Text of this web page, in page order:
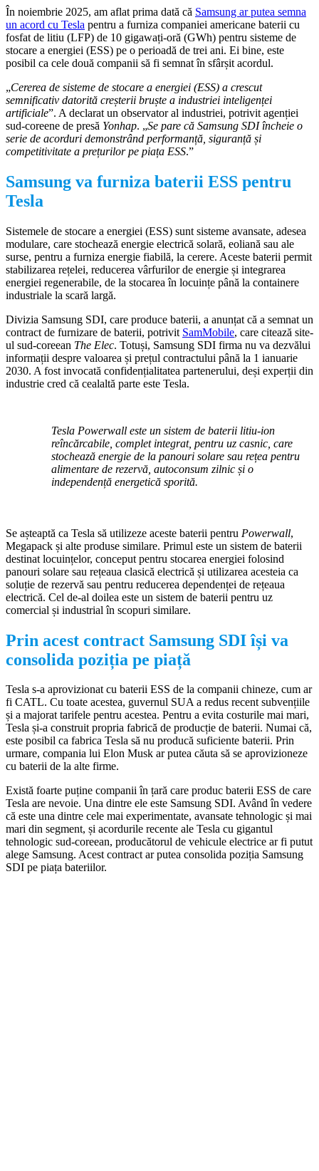
În noiembrie 2025, am aflat prima dată că Samsung ar putea semna
un acord cu Tesla pentru a furniza companiei americane baterii cu
fosfat de litiu (LFP) de 10 gigawați-oră (GWh) pentru sisteme de
stocare a energiei (ESS) pe o perioadă de trei ani. Ei bine, este
posibil ca cele două companii să fi semnat în sfârșit acordul.
„Cererea de sisteme de stocare a energiei (ESS) a crescut
semnificativ datorită creșterii bruște a industriei inteligenței
artificiale”. A declarat un observator al industriei, potrivit agenției
sud-coreene de presă Yonhap. „Se pare că Samsung SDI încheie o
serie de acorduri demonstrând performanță, siguranță și
competitivitate a prețurilor pe piața ESS.”
Samsung va furniza baterii ESS pentru
Tesla
Sistemele de stocare a energiei (ESS) sunt sisteme avansate, adesea
modulare, care stochează energie electrică solară, eoliană sau ale
surse, pentru a furniza energie fiabilă, la cerere. Aceste baterii permit
stabilizarea rețelei, reducerea vârfurilor de energie și integrarea
energiei regenerabile, de la stocarea în locuințe până la containere
industriale la scară largă.
Divizia Samsung SDI, care produce baterii, a anunțat că a semnat un
contract de furnizare de baterii, potrivit SamMobile, care citează site-
ul sud-coreean The Elec. Totuși, Samsung SDI firma nu va dezvălui
informații despre valoarea și prețul contractului până la 1 ianuarie
2030. A fost invocată confidențialitatea partenerului, deși experții din
industrie cred că cealaltă parte este Tesla.
Tesla Powerwall este un sistem de baterii litiu-ion
reîncărcabile, complet integrat, pentru uz casnic, care
stochează energie de la panouri solare sau rețea pentru
alimentare de rezervă, autoconsum zilnic și o
independență energetică sporită.
Se așteaptă ca Tesla să utilizeze aceste baterii pentru Powerwall,
Megapack și alte produse similare. Primul este un sistem de baterii
destinat locuințelor, conceput pentru stocarea energiei folosind
panouri solare sau rețeaua clasică electrică și utilizarea acesteia ca
soluție de rezervă sau pentru reducerea dependenței de rețeaua
electrică. Cel de-al doilea este un sistem de baterii pentru uz
comercial și industrial în scopuri similare.
Prin acest contract Samsung SDI își va
consolida poziția pe piață
Tesla s-a aprovizionat cu baterii ESS de la companii chineze, cum ar
fi CATL. Cu toate acestea, guvernul SUA a redus recent subvențiile
și a majorat tarifele pentru acestea. Pentru a evita costurile mai mari,
Tesla și-a construit propria fabrică de producție de baterii. Numai că,
este posibil ca fabrica Tesla să nu producă suficiente baterii. Prin
urmare, compania lui Elon Musk ar putea căuta să se aprovizioneze
cu baterii de la alte firme.
Există foarte puține companii în țară care produc baterii ESS de care
Tesla are nevoie. Una dintre ele este Samsung SDI. Având în vedere
că este una dintre cele mai experimentate, avansate tehnologic și mai
mari din segment, și acordurile recente ale Tesla cu gigantul
tehnologic sud-coreean, producătorul de vehicule electrice ar fi putut
alege Samsung. Acest contract ar putea consolida poziția Samsung
SDI pe piața bateriilor.